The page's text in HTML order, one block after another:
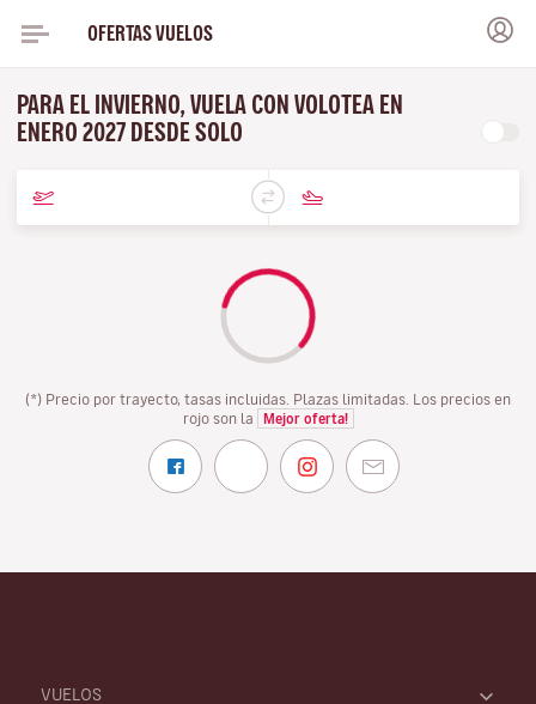
OFERTAS VUELOS
PARA EL INVIERNO, VUELA CON VOLOTEA EN
ENERO 2027 DESDE SOLO
(*) Precio por trayecto, tasas incluidas. Plazas limitadas. Los precios en
rojo son la
Mejor oferta!
VUELOS